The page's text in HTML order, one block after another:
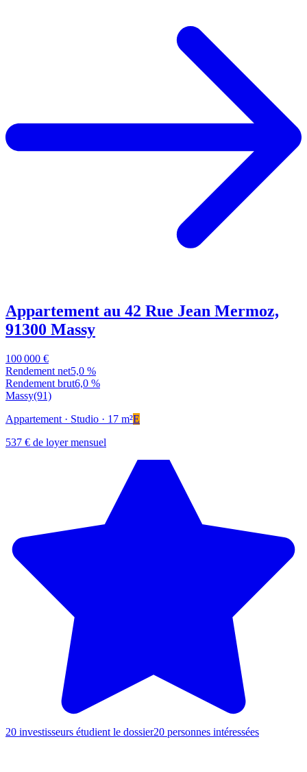
Appartement au 42 Rue Jean Mermoz,
91300 Massy
100 000 €
Rendement net5,0 %
Rendement brut6,0 %
Massy(91)
Appartement · Studio · 17 m²E
537 € de loyer mensuel
20 investisseurs étudient le dossier20 personnes intéressées